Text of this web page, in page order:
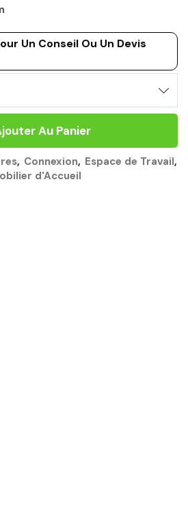
Un Conseil Ou Un Devis
ASSISE
-
GAUTIER
OFFICE
Quantité
Au Panier
, Connexion, Espace de Travail,
d'Accueil